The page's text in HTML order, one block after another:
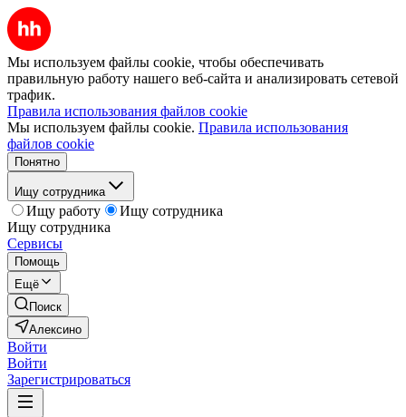
Мы используем файлы cookie, чтобы обеспечивать
правильную работу нашего веб-сайта и анализировать сетевой
трафик.
Правила использования файлов cookie
Мы используем файлы cookie. Правила использования
файлов cookie
Понятно
Ищу сотрудника
Ищу работу
Ищу сотрудника
Ищу сотрудника
Сервисы
Помощь
Ещё
Поиск
Алексино
Войти
Войти
Зарегистрироваться